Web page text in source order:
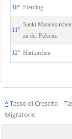
10° Eferding
11°
Sankt Marienkirchen
an der Polsenz
12° Hartkirchen
^Tasso di Crescita =
Migratorio